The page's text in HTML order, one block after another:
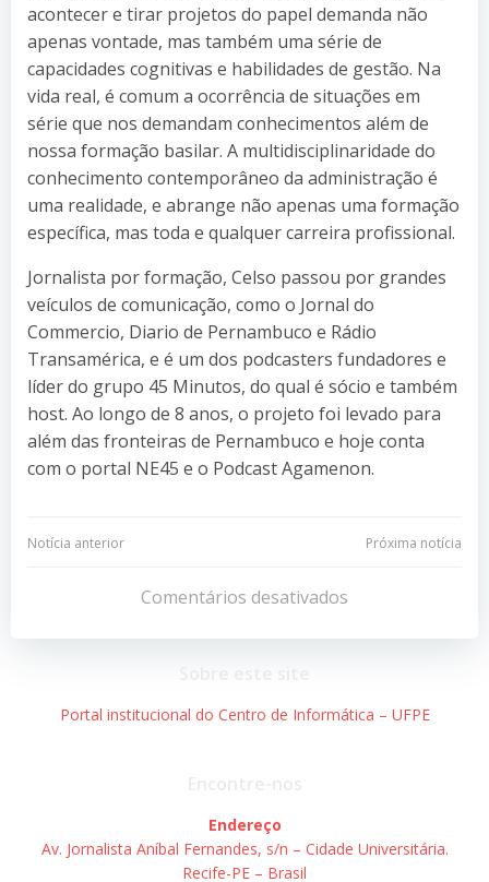
acontecer e tirar projetos do papel demanda não
apenas vontade, mas também uma série de
capacidades cognitivas e habilidades de gestão. Na
vida real, é comum a ocorrência de situações em
série que nos demandam conhecimentos além de
nossa formação basilar. A multidisciplinaridade do
conhecimento contemporâneo da administração é
uma realidade, e abrange não apenas uma formação
específica, mas toda e qualquer carreira profissional.
Jornalista por formação, Celso passou por grandes
veículos de comunicação, como o Jornal do
Commercio, Diario de Pernambuco e Rádio
Transamérica, e é um dos podcasters fundadores e
líder do grupo 45 Minutos, do qual é sócio e também
host. Ao longo de 8 anos, o projeto foi levado para
além das fronteiras de Pernambuco e hoje conta
com o portal NE45 e o Podcast Agamenon.
Navegação
Post
Notícia anterior
Navegação
de
Post
Próxima notícia
Comentários desativados
Portal institucional do Centro de Informática – UFPE
Endereço
Av. Jornalista Aníbal Fernandes, s/n – Cidade Universitária.
Recife-PE – Brasil